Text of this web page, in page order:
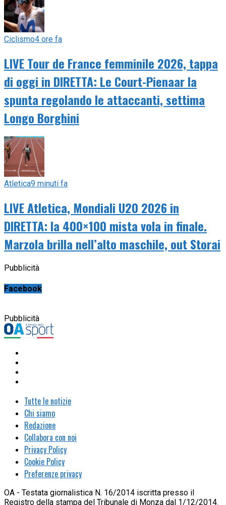
Ciclismo4 ore fa
LIVE Tour de France femminile 2026, tappa
di oggi in DIRETTA: Le Court-Pienaar la
spunta regolando le attaccanti, settima
Longo Borghini
Atletica9 minuti fa
LIVE Atletica, Mondiali U20 2026 in
DIRETTA: la 400×100 mista vola in finale.
Marzola brilla nell’alto maschile, out Storai
Pubblicità
Facebook
Pubblicità
Tutte le notizie
Chi siamo
Redazione
Collabora con noi
Privacy Policy
Cookie Policy
Preferenze privacy
OA - Testata giornalistica N. 16/2014 iscritta presso il
Registro della stampa del Tribunale di Monza dal 1/12/2014.